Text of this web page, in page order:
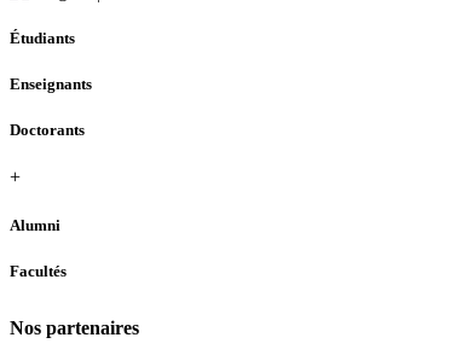
Étudiants
Enseignants
Doctorants
+
Alumni
Facultés
Nos partenaires